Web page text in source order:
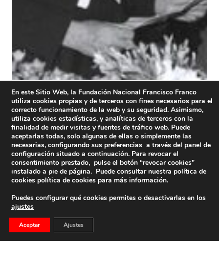
En este Sitio Web, la Fundación Nacional Francisco Franco
utiliza cookies propias y de terceros con fines necesarios para el
correcto funcionamiento de la web y su seguridad. Asimismo,
utiliza cookies estadísticas, y analíticas de terceros con la
finalidad de medir visitas y fuentes de tráfico web. Puede
aceptarlas todas, solo algunas de ellas o simplemente las
necesarias, configurando sus preferencias a través del panel de
configuración situado a continuación. Para revocar el
consentimiento prestado, pulse el botón “revocar cookies”
instalado a pie de página. Puede consultar nuestra política de
cookies política de cookies para más información.
Puedes configurar qué cookies permites o desactivarlas en los
ajustes
Aceptar Ajustes